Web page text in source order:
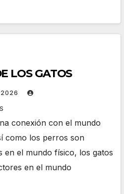
LOS GATOS
2026
conexión con el mundo
como los perros son
en el mundo físico, los gatos
en el mundo